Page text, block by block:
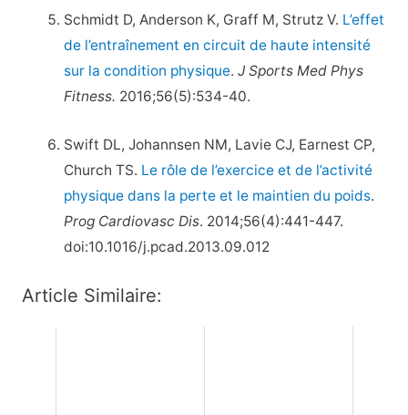
Schmidt D, Anderson K, Graff M, Strutz V. L’effet
de l’entraînement en circuit de haute intensité
sur la condition physique.J Sports Med Phys
Fitness. 2016;56(5):534-40.
Swift DL, Johannsen NM, Lavie CJ, Earnest CP,
Church TS. Le rôle de l’exercice et de l’activité
physique dans la perte et le maintien du poids.
Prog Cardiovasc Dis. 2014;56(4):441-447.
doi:10.1016/j.pcad.2013.09.012
Article Similaire: